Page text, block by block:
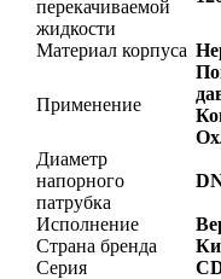
перекачиваемой
жидкости
Материал корпуса
Применение
Диаметр
напорного
патрубка
Исполнение
Страна бренда
Серия